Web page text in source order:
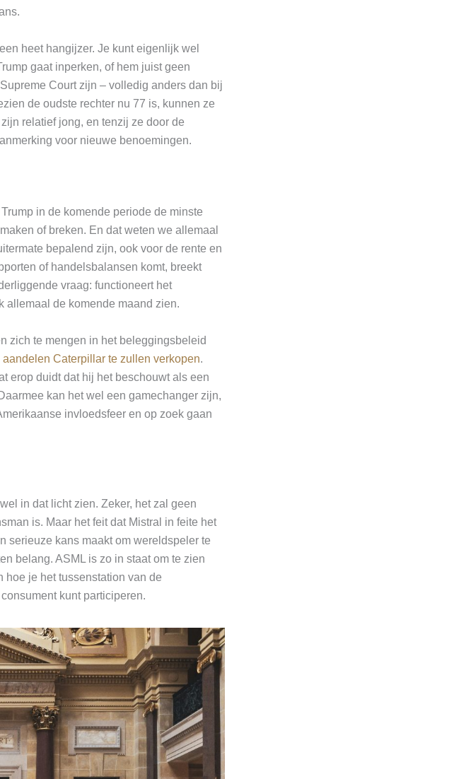
heet hangijzer. Je kunt eigenlijk wel
gaat inperken, of hem juist geen
Court zijn – volledig anders dan bij
de oudste rechter nu 77 is, kunnen ze
relatief jong, en tenzij ze door de
voor nieuwe benoemingen.
in de komende periode de minste
of breken. En dat weten we allemaal
bepalend zijn, ook voor de rente en
of handelsbalansen komt, breekt
vraag: functioneert het
allemaal de komende maand zien.
zich te mengen in het beleggingsbeleid
aandelen Caterpillar te zullen verkopen.
erop duidt dat hij het beschouwt als een
kan het wel een gamechanger zijn,
invloedsfeer en op zoek gaan
in dat licht zien. Zeker, het zal geen
is. Maar het feit dat Mistral in feite het
serieuze kans maakt om wereldspeler te
belang. ASML is zo in staat om te zien
je het tussenstation van de
kunt participeren.